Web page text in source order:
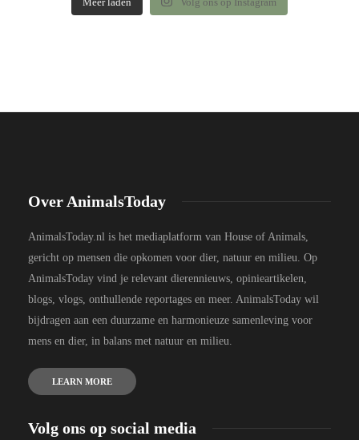
Over AnimalsToday
AnimalsToday.nl is het mediaplatform van House of Animals,
gericht op mensen die opkomen voor dier, natuur en milieu. Op
AnimalsToday vind je relevant dierennieuws, opinieartikelen,
blogs, vlogs, onthullende reportages en meer. AnimalsToday wil
bijdragen aan een duurzame en harmonieuze samenleving voor
mens en dier, in balans met natuur en milieu.
LEARN MORE
Volg ons op social media